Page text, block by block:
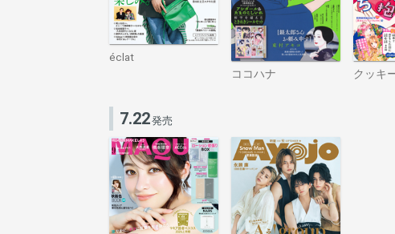
éclat
ココハナ クッキ
7.22発売